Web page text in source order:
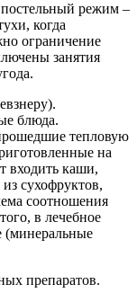
режим –
когда
ограничение
занятия
блюда.
тепловую
на
входить каши,
сухофруктов,
соотношения
в лечебное
(минеральные
препаратов.